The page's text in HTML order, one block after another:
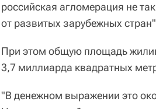
российская агломерация не
от развитых зарубежных
При этом общую площадь
3,7 миллиарда квадратных
"В денежном выражении это